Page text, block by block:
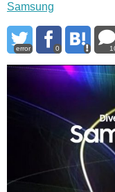
Samsung
error 0